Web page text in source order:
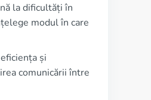
la dificultăți în
modul în care
și
comunicării între